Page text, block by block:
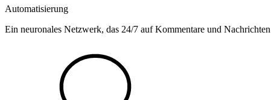
Automatisierung
Ein neuronales Netzwerk, das 24/7 auf Kommentare und